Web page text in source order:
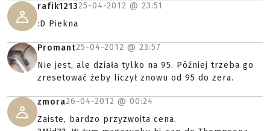
rafik121325-04-2012 @ 23:51
:D Piekna
Promant25-04-2012 @ 23:57
Nie jest, ale działa tylko na 95. Później trzeba go
zresetować żeby liczył znowu od 95 do zera.
zmora26-04-2012 @ 00:24
Zaiste, bardzo przyzwoita cena.